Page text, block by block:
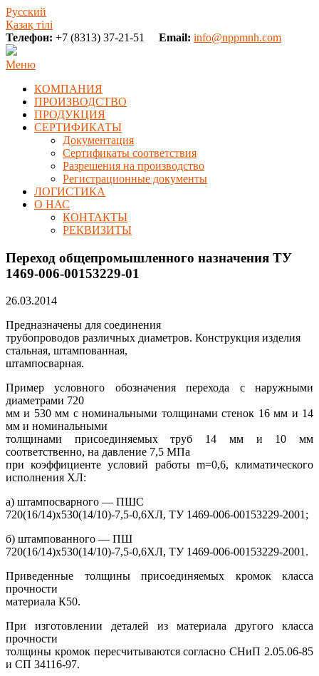
Русский
Қазақ тілі
Телефон: +7 (8313) 37-21-51 Email: info@nppmnh.com
Меню
КОМПАНИЯ
ПРОИЗВОДСТВО
ПРОДУКЦИЯ
СЕРТИФИКАТЫ
Документация
Сертификаты соответствия
Разрешения на производство
Регистрационные документы
ЛОГИСТИКА
О НАС
КОНТАКТЫ
РЕКВИЗИТЫ
Переход общепромышленного назначения ТУ
1469-006-00153229-01
26.03.2014
Предназначены для соединения
трубопроводов различных диаметров. Конструкция изделия
стальная, штампованная,
штампосварная.
Пример условного обозначения перехода с наружными
диаметрами 720
мм и 530 мм с номинальными толщинами стенок 16 мм и 14
мм и номинальными
толщинами присоединяемых труб 14 мм и 10 мм
соответственно, на давление 7,5 МПа
при коэффициенте условий работы m=0,6, климатического
исполнения ХЛ:
а) штампосварного — ПШC
720(16/14)х530(14/10)-7,5-0,6ХЛ, ТУ 1469-006-00153229-2001;
б) штампованного — ПШ
720(16/14)х530(14/10)-7,5-0,6ХЛ, ТУ 1469-006-00153229-2001.
Приведенные толщины присоединяемых кромок класса
прочности
материала К50.
При изготовлении деталей из материала другого класса
прочности
толщины кромок пересчитываются согласно СНиП 2.05.06-85
и СП 34­116-97.